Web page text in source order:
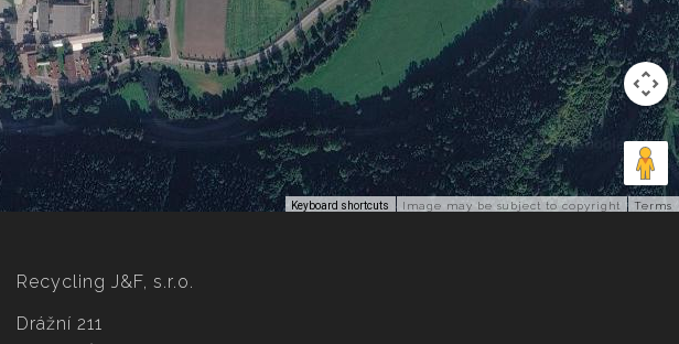
Keyboard shortcuts Image may be subject to copyright Terms
Recycling J&F, s.r.o.
Drážní 211